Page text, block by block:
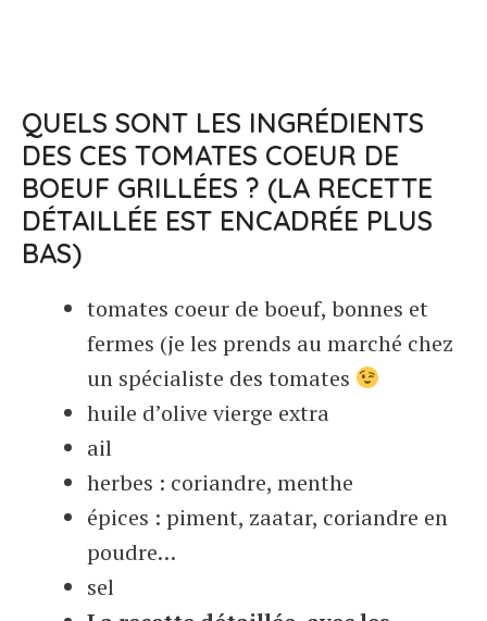
QUELS SONT LES INGRÉDIENTS
DES CES TOMATES COEUR DE
BOEUF GRILLÉES ? (LA RECETTE
DÉTAILLÉE EST ENCADRÉE PLUS
BAS)
tomates coeur de boeuf, bonnes et
fermes (je les prends au marché chez
un spécialiste des tomates
huile d’olive vierge extra
ail
herbes : coriandre, menthe
épices : piment, zaatar, coriandre en
poudre…
sel